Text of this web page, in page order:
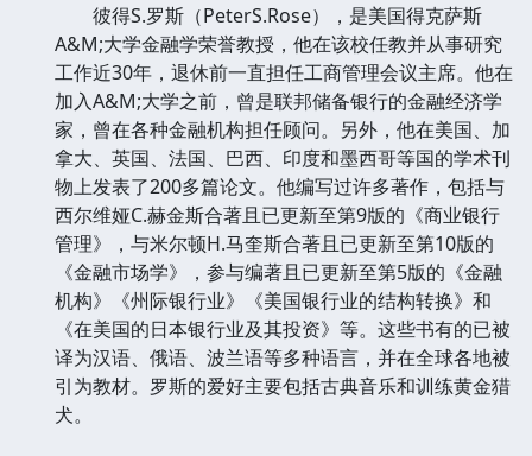
彼得S.罗斯（PeterS.Rose），是美国得克萨斯
A&M;大学金融学荣誉教授，他在该校任教并从事研究
工作近30年，退休前一直担任工商管理会议主席。他在
加入A&M;大学之前，曾是联邦储备银行的金融经济学
家，曾在各种金融机构担任顾问。另外，他在美国、加
拿大、英国、法国、巴西、印度和墨西哥等国的学术刊
物上发表了200多篇论文。他编写过许多著作，包括与
西尔维娅C.赫金斯合著且已更新至第9版的《商业银行
管理》，与米尔顿H.马奎斯合著且已更新至第10版的
《金融市场学》，参与编著且已更新至第5版的《金融
机构》《州际银行业》《美国银行业的结构转换》和
《在美国的日本银行业及其投资》等。这些书有的已被
译为汉语、俄语、波兰语等多种语言，并在全球各地被
引为教材。罗斯的爱好主要包括古典音乐和训练黄金猎
犬。